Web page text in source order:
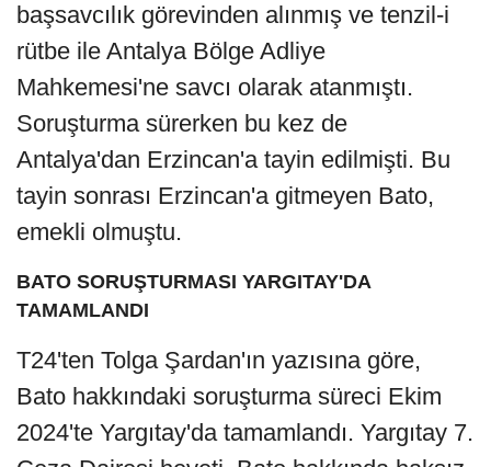
başsavcılık görevinden alınmış ve tenzil-i
rütbe ile Antalya Bölge Adliye
Mahkemesi'ne savcı olarak atanmıştı.
Soruşturma sürerken bu kez de
Antalya'dan Erzincan'a tayin edilmişti. Bu
tayin sonrası Erzincan'a gitmeyen Bato,
emekli olmuştu.
BATO SORUŞTURMASI YARGITAY'DA
TAMAMLANDI
T24'ten Tolga Şardan'ın yazısına göre,
Bato hakkındaki soruşturma süreci Ekim
2024'te Yargıtay'da tamamlandı. Yargıtay 7.